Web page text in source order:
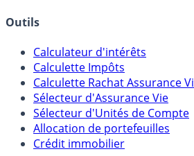
Banques & Comptes rémunérés
Outils
Calculateur d'intérêts
Calculette Impôts
Calculette Rachat Assurance Vie
Sélecteur d'Assurance Vie
Sélecteur d'Unités de Compte